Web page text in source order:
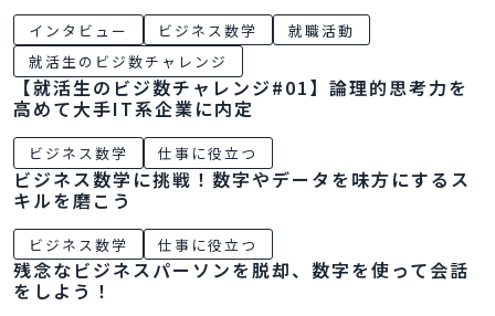
インタビュー ビジネス数学
就職活動
就活生のビジ数チャレンジ
【就活生のビジ数チャレンジ#01】論理的思考力を
高めて大手IT系企業に内定
ビジネス数学 仕事に役立つ
ビジネス数学に挑戦！数字やデータを味方にするス
キルを磨こう
ビジネス数学 仕事に役立つ
残念なビジネスパーソンを脱却、数字を使って会話
をしよう！